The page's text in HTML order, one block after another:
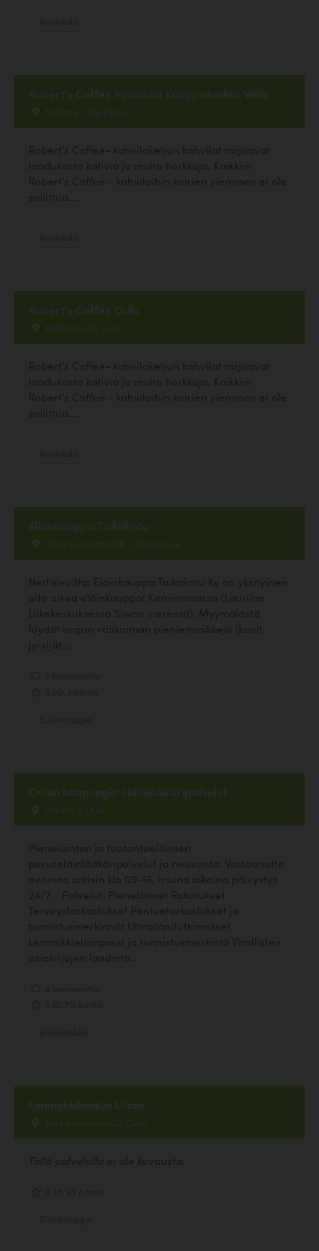
Robert's Coffee Hyvinkää Kauppakeskus Willa
Torikatu 7, Hyvinkää
Robert's Coffee- kahvilaketjun kahvilat tarjoavat
laadukasta kahvia ja muita herkkuja. Kaikkiin
Robert's Coffee - kahviloihin koirien vieminen ei ole
sallittua....
Robert's Coffee Oulu
Kirkkokatu 16, Oulu
Robert's Coffee- kahvilaketjun kahvilat tarjoavat
laadukasta kahvia ja muita herkkuja. Kaikkiin
Robert's Coffee - kahviloihin koirien vieminen ei ole
sallittua....
Eläinkauppa Taikalintu
Rovaniementie 36 B 2, Keminmaa
Nettisivuilta: Eläinkauppa Taikalintu Ky on yksityinen
aito oikea eläinkauppa! Keminmaassa (Laurilan
Liikekeskuksessa Siwan vieressä). Myymälästä
löydät laajan valikoiman pienlemmikkejä (kanit,
jyrsijät,...
Oulun kaupungin eläinlääkäripalvelut
Poratie 7, Oulu
Pieneläinten ja tuotantoeläinten
peruseläinlääkäripalvelut ja neuvonta. Vastaanotto
avoinna arkisin klo 09-16, muina aikoina päivystys
24/7. Palvelut: Pieneläimet Rokotukset
Terveystarkastukset Pentuetarkastukset ja
tunnistusmerkinnät Ultraäänitutkimukset
Lemmikkieläinpassi ja tunnistusmerkintä Virallisten
asiakirjojen laadinta...
Lemmikkikeskus Lilzoo
Kauppurienkatu 32, Oulu
Tällä palvelulla ei ole kuvausta.